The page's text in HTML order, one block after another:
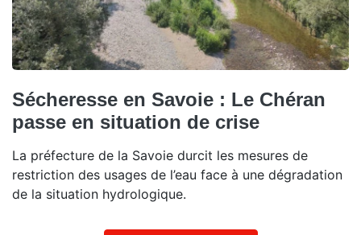
Sécheresse en Savoie : Le Chéran
passe en situation de crise
La préfecture de la Savoie durcit les mesures de
restriction des usages de l’eau face à une dégradation
de la situation hydrologique.